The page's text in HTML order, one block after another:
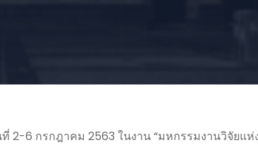
2-6 กรกฎาคม 2563 ในงาน “มหกรรมงานวิจัยแห่